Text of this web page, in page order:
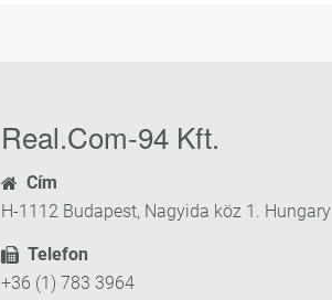
Real.Com-94 Kft.
Cím
H-1112 Budapest, Nagyida köz 1. Hungary
Telefon
+36 (1) 783 3964